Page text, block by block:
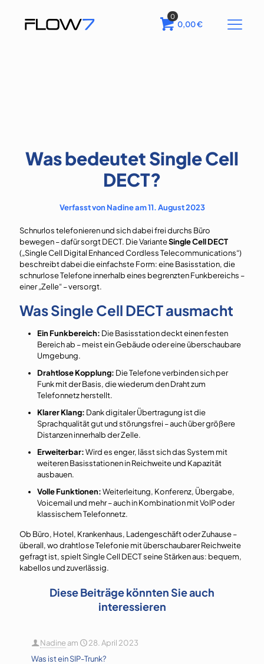
0
0,00€
Was bedeutet Single Cell
DECT?
Verfasst von Nadine am 11. August 2023
Schnurlos telefonieren und sich dabei frei durchs Büro
bewegen – dafür sorgt DECT. Die VarianteSingle Cell DECT
(„Single Cell Digital Enhanced Cordless Telecommunications“)
beschreibt dabei die einfachste Form: eine Basisstation, die
schnurlose Telefone innerhalb eines begrenzten Funkbereichs –
einer „Zelle“ – versorgt.
Was Single Cell DECT ausmacht
Ein Funkbereich: Die Basisstation deckt einen festen
Bereich ab – meist ein Gebäude oder eine überschaubare
Umgebung.
Drahtlose Kopplung: Die Telefone verbinden sich per
Funk mit der Basis, die wiederum den Draht zum
Telefonnetz herstellt.
Klarer Klang: Dank digitaler Übertragung ist die
Sprachqualität gut und störungsfrei – auch über größere
Distanzen innerhalb der Zelle.
Erweiterbar:Wird es enger, lässt sich das System mit
weiteren Basisstationen in Reichweite und Kapazität
ausbauen.
Volle Funktionen:Weiterleitung, Konferenz, Übergabe,
Voicemail und mehr – auch in Kombination mit VoIP oder
klassischem Telefonnetz.
Ob Büro, Hotel, Krankenhaus, Ladengeschäft oder Zuhause –
überall, wo drahtlose Telefonie mit überschaubarer Reichweite
gefragt ist, spielt Single Cell DECT seine Stärken aus: bequem,
kabellos und zuverlässig.
Diese Beiträge könnten Sie auch
interessieren
Nadine am
28. April 2023
Was ist ein SIP-Trunk?